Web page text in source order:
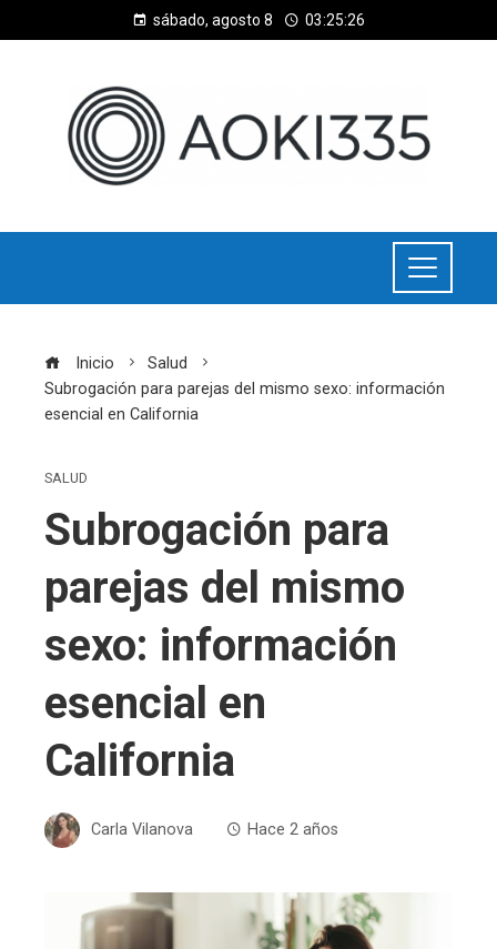
sábado, agosto 8 03:25:26
Inicio
Salud
Subrogación para parejas del mismo sexo: información
esencial en California
SALUD
Subrogación para
parejas del mismo
sexo: información
esencial en
California
Carla Vilanova Hace 2 años